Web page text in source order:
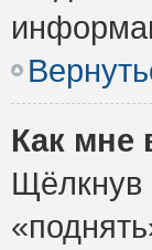
Как мне
Щёлкнув